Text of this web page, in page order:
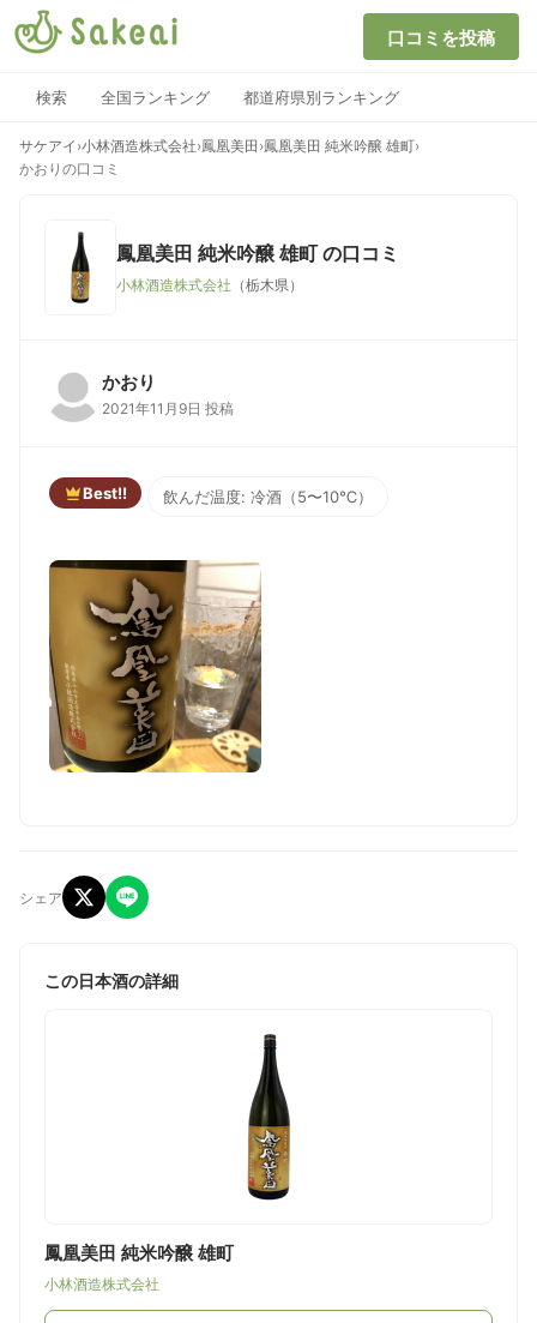
口コミを投稿
検索 全国ランキング 都道府県別ランキング
サケアイ ›小林酒造株式会社›鳳凰美田 ›鳳凰美田 純米吟醸 雄町›
かおりの口コミ
鳳凰美田 純米吟醸 雄町の口コミ
小林酒造株式会社 （栃木県）
かおり
2021年11月9日 投稿
Best!! 飲んだ温度: 冷酒（5〜10℃）
シェア
この日本酒の詳細
鳳凰美田 純米吟醸 雄町
小林酒造株式会社